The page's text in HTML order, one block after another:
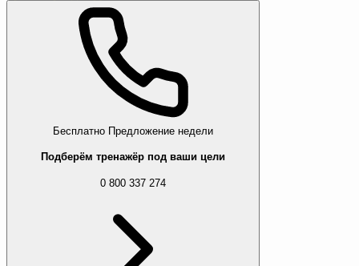
Бесплатно Предложение недели
Подберём тренажёр под ваши цели
0 800 337 274